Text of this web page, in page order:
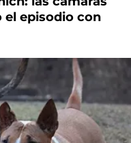
episodio con